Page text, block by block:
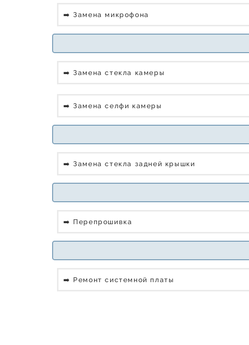
➡️ Замена микрофона
➡️ Замена стекла камеры
➡️ Замена селфи камеры
➡️ Замена стекла задней крышки
➡️ Перепрошивка
➡️ Ремонт системной платы